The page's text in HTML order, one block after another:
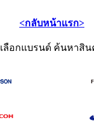
<กลับหน้าแรก>
เลือกแบรนด์ ค้นหาสิน